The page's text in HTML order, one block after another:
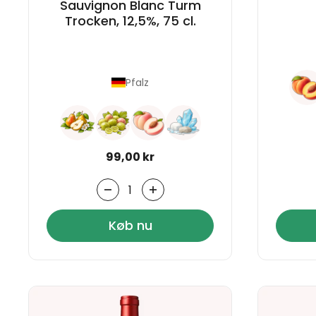
Sauvignon Blanc Turm
Trocken, 12,5%, 75 cl.
Pfalz
Normal pris
99,00 kr
Antal
Køb nu